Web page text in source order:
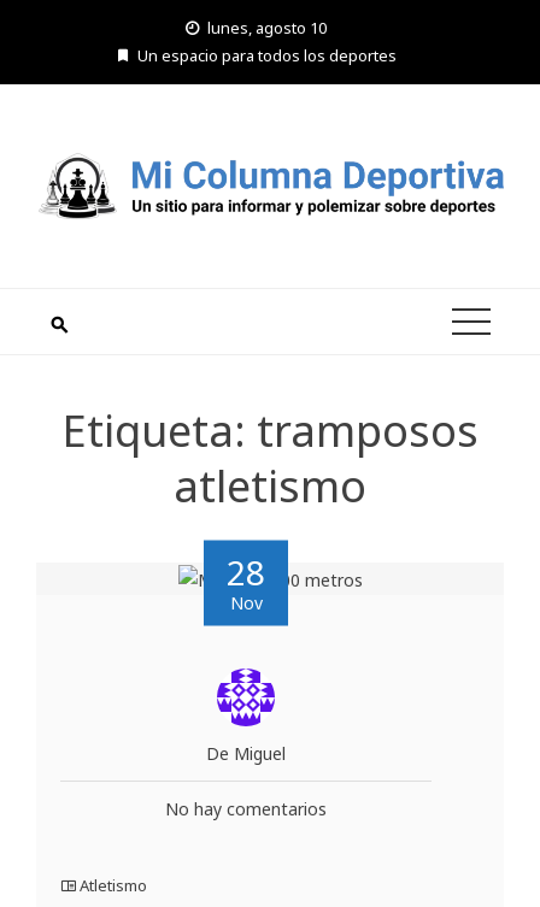
lunes, agosto 10
Un espacio para todos los deportes
Etiqueta: tramposos
atletismo
28
Nov
De Miguel
No hay comentarios
Atletismo